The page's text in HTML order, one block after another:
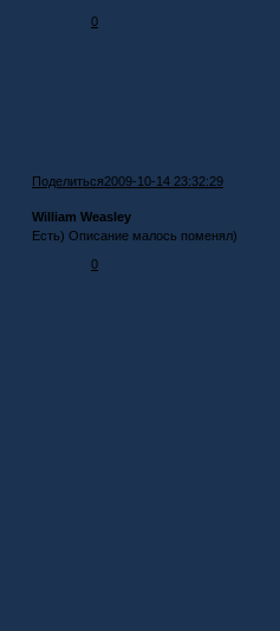
0
Поделиться2009-10-14 23:32:29
William Weasley
Есть) Описание малось поменял)
0